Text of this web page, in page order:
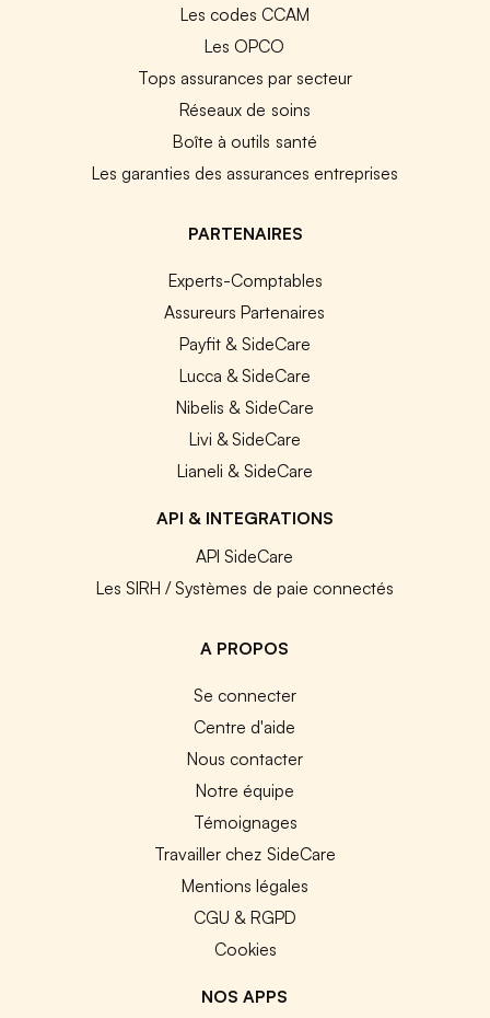
Les codes CCAM
Les OPCO
Tops assurances par secteur
Réseaux de soins
Boîte à outils santé
Les garanties des assurances entreprises
PARTENAIRES
Experts-Comptables
Assureurs Partenaires
Payfit & SideCare
Lucca & SideCare
Nibelis & SideCare
Livi & SideCare
Lianeli & SideCare
API & INTEGRATIONS
API SideCare
Les SIRH / Systèmes de paie connectés
A PROPOS
Se connecter
Centre d'aide
Nous contacter
Notre équipe
Témoignages
Travailler chez SideCare
Mentions légales
CGU & RGPD
Cookies
NOS APPS